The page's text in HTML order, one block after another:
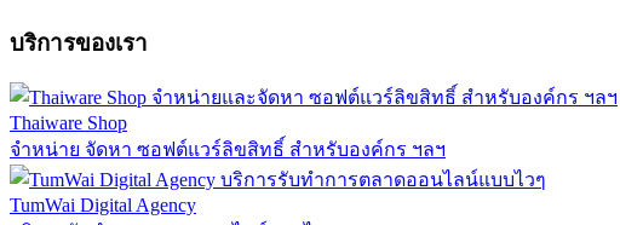
บริการของเรา
Thaiware Shop
จำหน่าย จัดหา ซอฟต์แวร์ลิขสิทธิ์ สำหรับองค์กร ฯลฯ
TumWai Digital Agency